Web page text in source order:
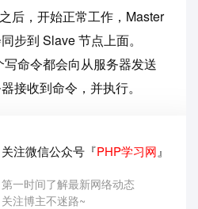
后，开始正常工作，Master
步到 Slave 节点上面。
命令都会向从服务器发送
接收到命令，并执行。
关注微信公众号『PHP学习网 』
第一时间了解最新网络动态
关注博主不迷路~